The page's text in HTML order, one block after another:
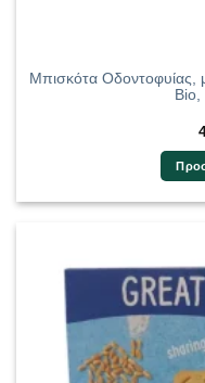
Μπισκότα